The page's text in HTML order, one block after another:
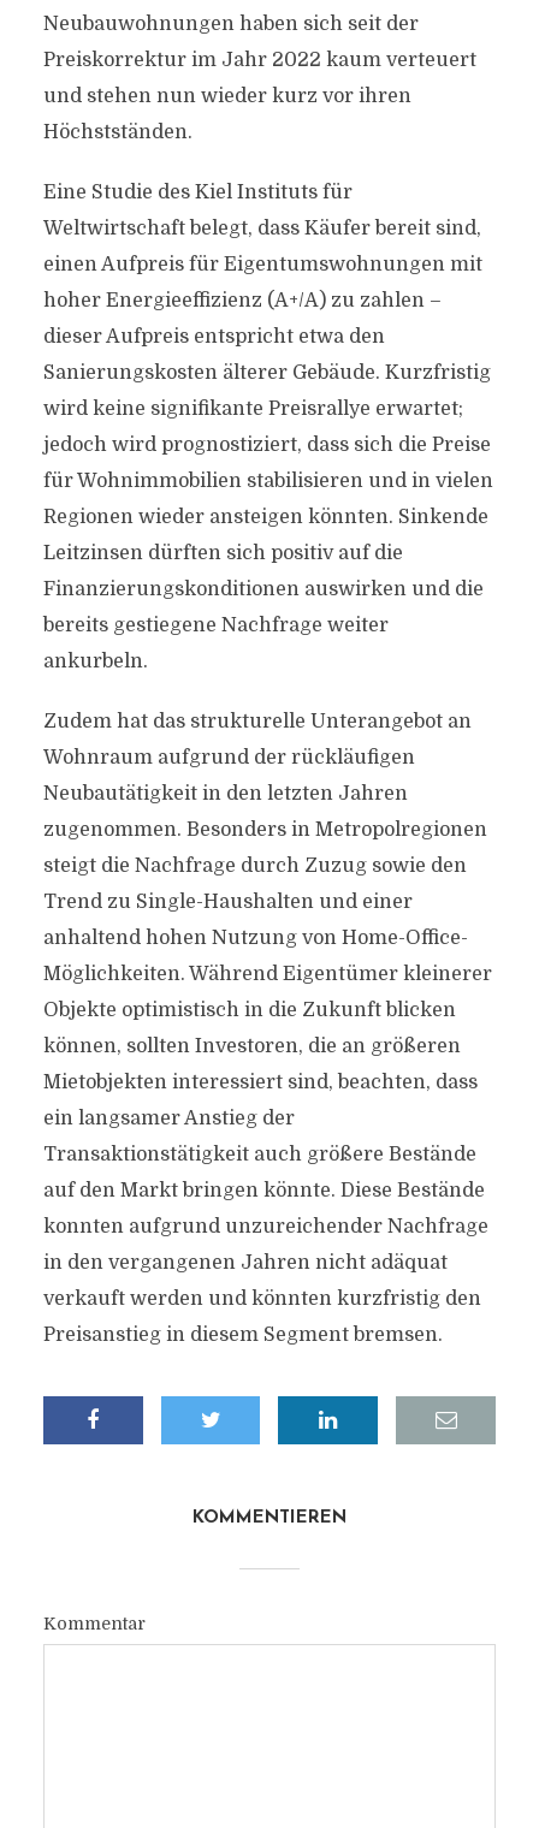
Neubauwohnungen haben sich seit der
Preiskorrektur im Jahr 2022 kaum verteuert
und stehen nun wieder kurz vor ihren
Höchstständen.
Eine Studie des Kiel Instituts für
Weltwirtschaft belegt, dass Käufer bereit sind,
einen Aufpreis für Eigentumswohnungen mit
hoher Energieeffizienz (A+/A) zu zahlen –
dieser Aufpreis entspricht etwa den
Sanierungskosten älterer Gebäude. Kurzfristig
wird keine signifikante Preisrallye erwartet;
jedoch wird prognostiziert, dass sich die Preise
für Wohnimmobilien stabilisieren und in vielen
Regionen wieder ansteigen könnten. Sinkende
Leitzinsen dürften sich positiv auf die
Finanzierungskonditionen auswirken und die
bereits gestiegene Nachfrage weiter
ankurbeln.
Zudem hat das strukturelle Unterangebot an
Wohnraum aufgrund der rückläufigen
Neubautätigkeit in den letzten Jahren
zugenommen. Besonders in Metropolregionen
steigt die Nachfrage durch Zuzug sowie den
Trend zu Single-Haushalten und einer
anhaltend hohen Nutzung von Home-Office-
Möglichkeiten. Während Eigentümer kleinerer
Objekte optimistisch in die Zukunft blicken
können, sollten Investoren, die an größeren
Mietobjekten interessiert sind, beachten, dass
ein langsamer Anstieg der
Transaktionstätigkeit auch größere Bestände
auf den Markt bringen könnte. Diese Bestände
konnten aufgrund unzureichender Nachfrage
in den vergangenen Jahren nicht adäquat
verkauft werden und könnten kurzfristig den
Preisanstieg in diesem Segment bremsen.
KOMMENTIEREN
Kommentar